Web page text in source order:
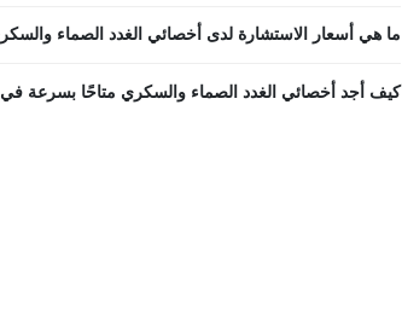
ما هي أسعار الاستشارة لدى أخصائي الغدد الصماء
كيف أجد أخصائي الغدد الصماء والسكري متاحًا بسرعة